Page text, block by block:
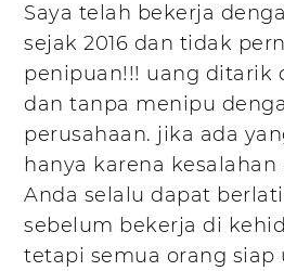
Saya telah bekerja
sejak 2016 dan tidak
penipuan!!! uang ditarik
dan tanpa menipu
perusahaan. jika ada
hanya karena
Anda selalu dapat
sebelum bekerja di
tetapi semua orang siap